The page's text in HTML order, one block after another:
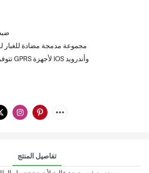
*مجموعة مدمجة مضادة للغبار
تتوفر خدمة الواي فاي وخدمة GPRS لأجهزة iOS وأندرويد
تفاصيل المنتج